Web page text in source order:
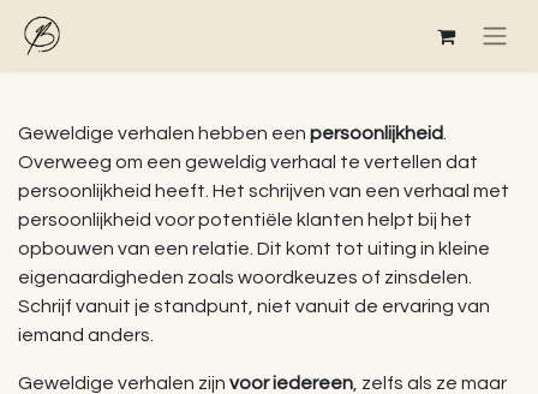
Geweldige verhalen hebben een persoonlijkheid
Overweeg om een geweldig verhaal te vertellen dat
persoonlijkheid heeft. Het schrijven van een verhaal met
persoonlijkheid voor potentiële klanten helpt bij het
opbouwen van een relatie. Dit komt tot uiting in kleine
eigenaardigheden zoals woordkeuzes of zinsdelen.
Schrijf vanuit je standpunt, niet vanuit de ervaring van
iemand anders.
Geweldige verhalen zijn voor iedereen , zelfs als ze maar